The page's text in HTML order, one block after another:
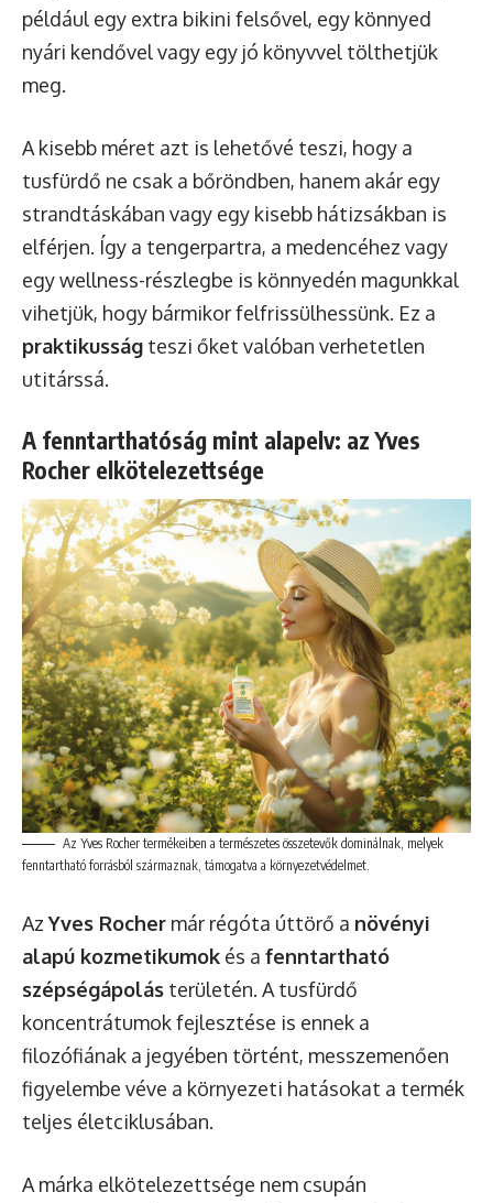
például egy extra bikini felsővel, egy könnyed
nyári kendővel vagy egy jó könyvvel tölthetjük
meg.
A kisebb méret azt is lehetővé teszi, hogy a
tusfürdő ne csak a bőröndben, hanem akár egy
strandtáskában vagy egy kisebb hátizsákban is
elférjen. Így a tengerpartra, a medencéhez vagy
egy wellness-részlegbe is könnyedén magunkkal
vihetjük, hogy bármikor felfrissülhessünk. Ez a
praktikusság teszi őket valóban verhetetlen
utitárssá.
A fenntarthatóság mint alapelv: az Yves
Rocher elkötelezettsége
Az Yves Rocher termékeiben a természetes összetevők dominálnak, melyek
fenntartható forrásból származnak, támogatva a környezetvédelmet.
AzYves Rocher már régóta úttörő a növényi
alapú kozmetikumok és a fenntartható
szépségápolás területén. A tusfürdő
koncentrátumok fejlesztése is ennek a
filozófiának a jegyében történt, messzemenően
figyelembe véve a környezeti hatásokat a termék
teljes életciklusában.
A márka elkötelezettsége nem csupán